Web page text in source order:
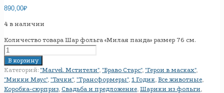
890,00₽
4 в наличии
Количество товара Шар фольга «Милая панда» размер 76 см.
В корзину
Категорий: "Marvel. Мстители", "Браво Старс", "Герои в масках",
"Микки Маус", "Тачки", "Трансформеры", 1 Годик, Все животные,
Коробка-сюрприз, Свадьба и предложение, Шарики из фольги,